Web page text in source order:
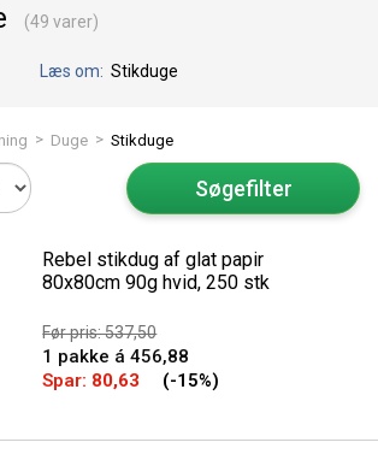
(49 varer)
Læs om: Stikduge
> Duge > Stikduge
Søgefilter
Rebel stikdug af glat papir
80x80cm 90g hvid, 250 stk
Før pris: 537,50
1 pakke á 456,88
Spar: 80,63 (-15%)